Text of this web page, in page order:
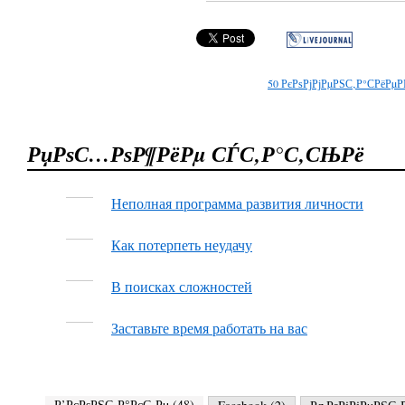
50
РџРѕС…РѕР¶РёРµ СЃС‚Р°С‚СЊРё
Неполная программа развития личности
Как потерпеть неудачу
В поисках сложностей
Заставьте время работать на вас